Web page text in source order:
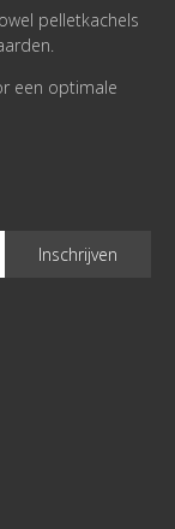
pelletkachels
een optimale